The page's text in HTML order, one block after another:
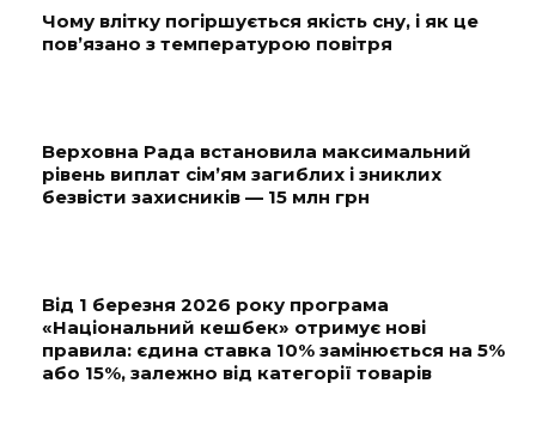
Чому влітку погіршується якість сну, і як це
пов’язано з температурою повітря
Верховна Рада встановила максимальний
рівень виплат сім’ям загиблих і зниклих
безвісти захисників — 15 млн грн
Від 1 березня 2026 року програма
«Національний кешбек» отримує нові
правила: єдина ставка 10% замінюється на 5%
або 15%, залежно від категорії товарів